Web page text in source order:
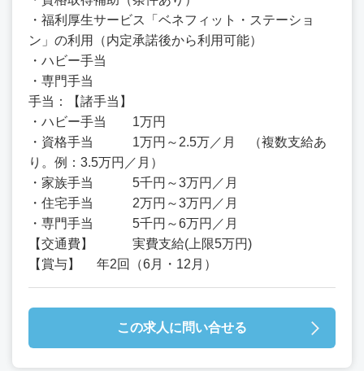
・福利厚生サービス「ベネフィット・ステーショ
ン」の利用（内定承諾後から利用可能）
・ハビー手当
・専門手当
手当：【諸手当】
・ハビー手当 1万円
・資格手当 1万円～2.5万／月 （複数支給あ
り。例：3.5万円／月）
・家族手当 5千円～3万円／月
・住宅手当 2万円～3万円／月
・専門手当 5千円～6万円／月
【交通費】 実費支給(上限5万円)
【賞与】 年2回（6月・12月）
この求人に問い合せる